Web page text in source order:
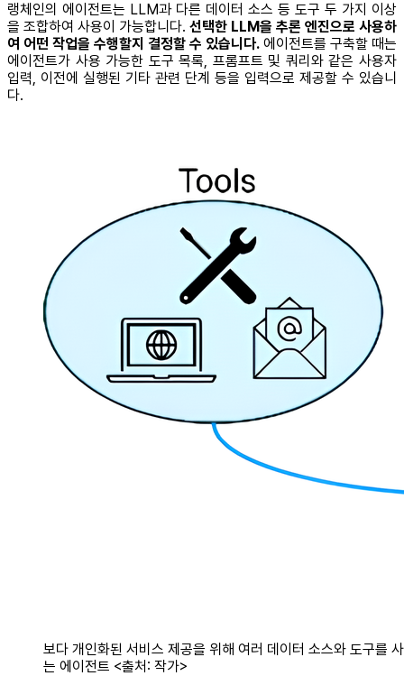
랭체인의 에이전트는 LLM과 다른 데이터 소스 등 도구 두 가지 이상
을 조합하여 사용이 가능합니다. 선택한 LLM을 추론 엔진으로 사용하
여 어떤 작업을 수행할지 결정할 수 있습니다. 에이전트를 구축할 때는
에이전트가 사용 가능한 도구 목록, 프롬프트 및 쿼리와 같은 사용자
입력, 이전에 실행된 기타 관련 단계 등을 입력으로 제공할 수 있습니
다.
보다 개인화된 서비스 제공을 위해 여러 데이터 소스와 도구를
는 에이전트 <출처: 작가>